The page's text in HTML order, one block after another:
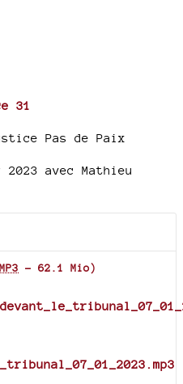
31
Pas de Paix
avec Mathieu
MP3 - 62.1 Mio)